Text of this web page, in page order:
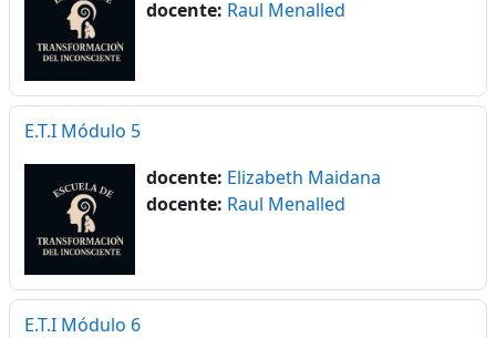
docente: Raul Menalled
E.T.I Módulo 5
docente: Elizabeth Maidana
docente: Raul Menalled
E.T.I Módulo 6